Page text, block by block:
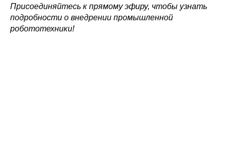
Присоединяйтесь к прямому эфиру, чтобы узнать
подробности о внедрении промышленной
робототехники!
Политика конфиденциальности
При использовании материалов ссылка на ROBOTUNION.RU — обязательна